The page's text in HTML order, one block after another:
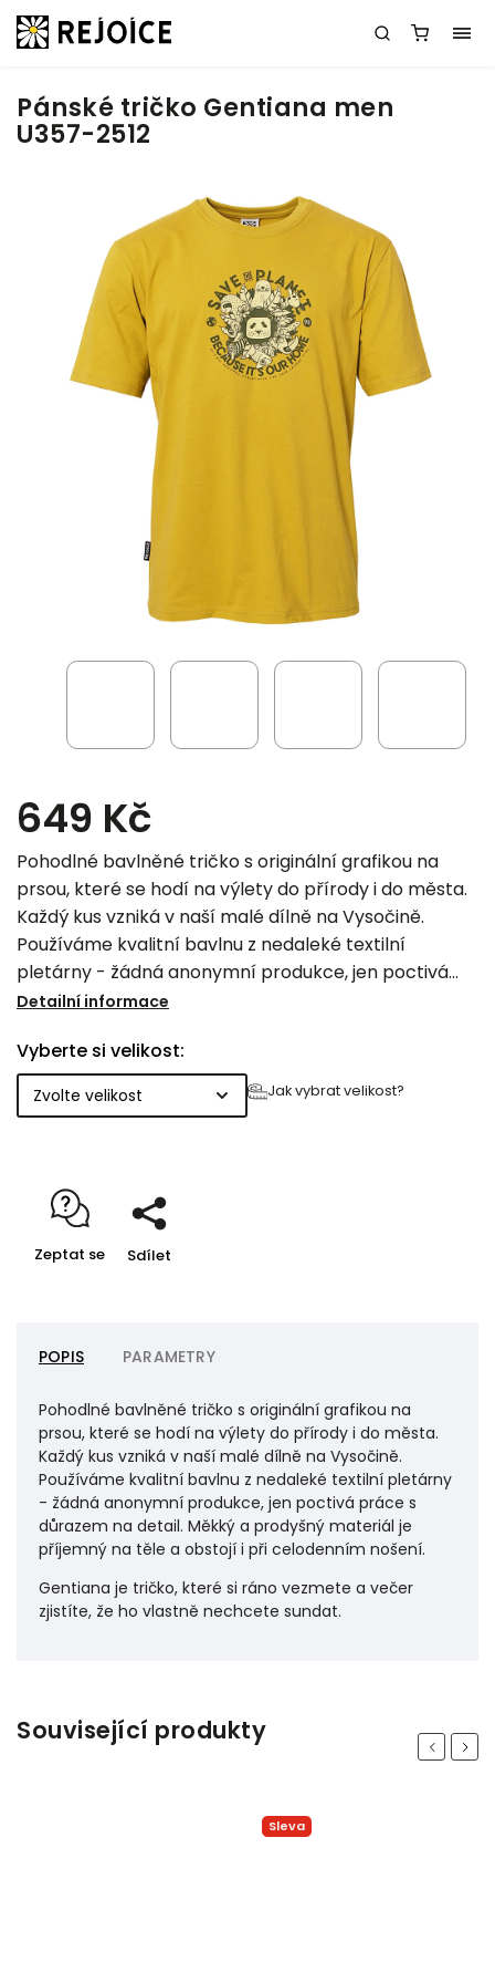
Pánské tričko Gentiana men
U357-2512
649 Kč
Pohodlné bavlněné tričko s originální grafikou na
prsou, které se hodí na výlety do přírody i do města.
Každý kus vzniká v naší malé dílně na Vysočině.
Používáme kvalitní bavlnu z nedaleké textilní
pletárny - žádná anonymní produkce, jen poctivá
práce s důrazem na detail. Měkký a prodyšný
celodenním nošení.
Detailní informace
Vyberte si velikost:
Jak vybrat velikost?
Zeptat se Sdílet
POPIS PARAMETRY
Pohodlné bavlněné tričko s originální grafikou na
prsou, které se hodí na výlety do přírody i do města.
Každý kus vzniká v naší malé dílně na Vysočině.
Používáme kvalitní bavlnu z nedaleké textilní pletárny
- žádná anonymní produkce, jen poctivá práce s
důrazem na detail. Měkký a prodyšný materiál je
příjemný na těle a obstojí i při celodenním nošení.
Gentiana je tričko, které si ráno vezmete a večer
zjistíte, že ho vlastně nechcete sundat.
Související produkty Previous
Sleva
Next